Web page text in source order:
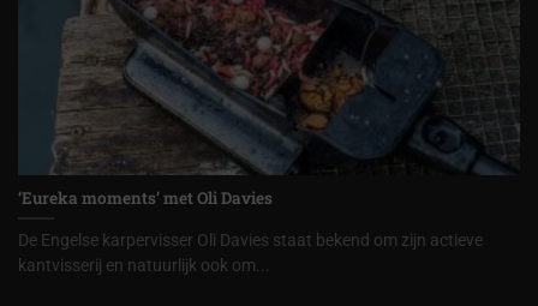
‘Eureka moments’ met Oli Davies
De Engelse karpervisser Oli Davies staat bekend om zijn actieve
kantvisserij en natuurlijk ook om...